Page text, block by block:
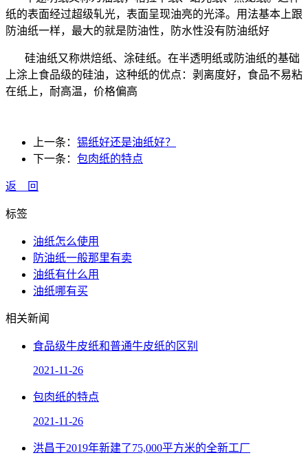
纸的表面经过超级轧光，表面呈现油亮的光泽。用法基本上跟
防油纸一样，最大的就是防油性，防水性没有防油纸好
硅油纸又称烘焙纸、涂硅纸。在半透明纸或防油纸的基础
上涂上食品级的硅油，这种纸的优点：剥离度好，食品不易粘
在纸上，耐高温，价格偏高
上一条： 锡纸好还是油纸好？
下一条： 包肉纸的特点
返 回
标签
油纸怎么使用
防油纸一般那里有卖
油纸有什么用
油纸哪有买
相关新闻
食品级牛皮纸和普通牛皮纸的区别
2021-11-26
包肉纸的特点
2021-11-26
洪昌于2019年新建了75,000平方米的全新工厂